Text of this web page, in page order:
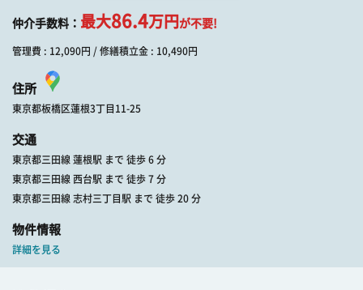
仲介手数料： 最大86.4万円 が不要!
管理費 : 12,090円 / 修繕積立金 : 10,490円
住所
東京都板橋区蓮根3丁目11-25
交通
東京都三田線 蓮根駅 まで 徒歩 6 分
東京都三田線 西台駅 まで 徒歩 7 分
東京都三田線 志村三丁目駅 まで 徒歩 20 分
物件情報
詳細を見る